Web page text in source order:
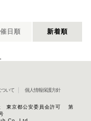
日順 新着順
ついて 個人情報保護方針
東京都公安委員会許可 第